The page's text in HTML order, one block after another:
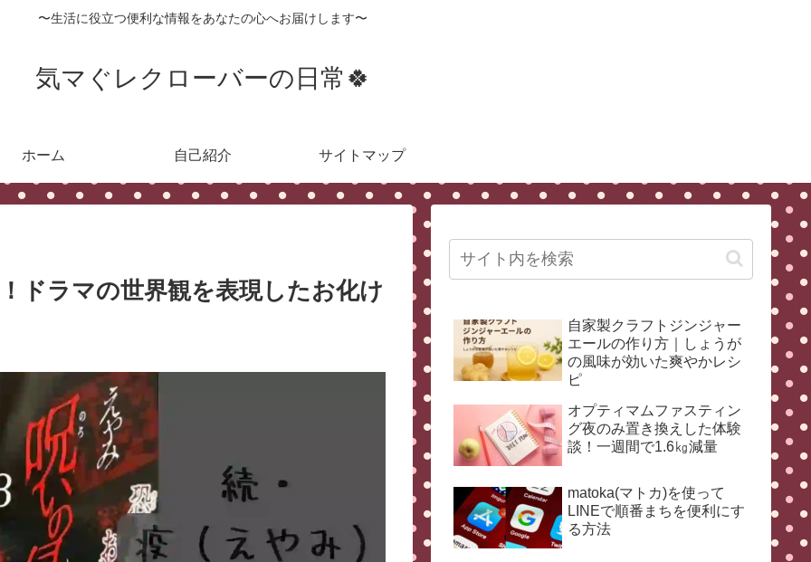
〜生活に役立つ便利な情報をあなたの心へお届けします〜
気マぐレクローバーの日常🍀
ホーム 自己紹介 サイトマップ
ドラマの世界観を表現したお化け
自家製クラフトジンジャー
エールの作り方｜しょうが
の風味が効いた爽やかレシ
ピ
オプティマムファスティン
グ夜のみ置き換えした体験
談！一週間で1.6㎏減量
matoka(マトカ)を使って
LINEで順番まちを便利にす
る方法